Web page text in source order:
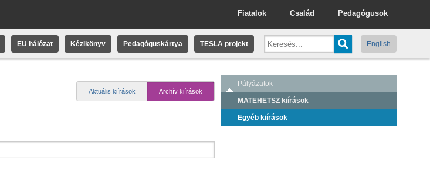
Pedagógusok
Család
Fiatalok
EU hálózat Kézikönyv Pedagóguskártya TESLA projekt English
Aktuális kiírások Archív kiírások
Pályázatok
MATEHETSZ kiírások
Egyéb kiírások